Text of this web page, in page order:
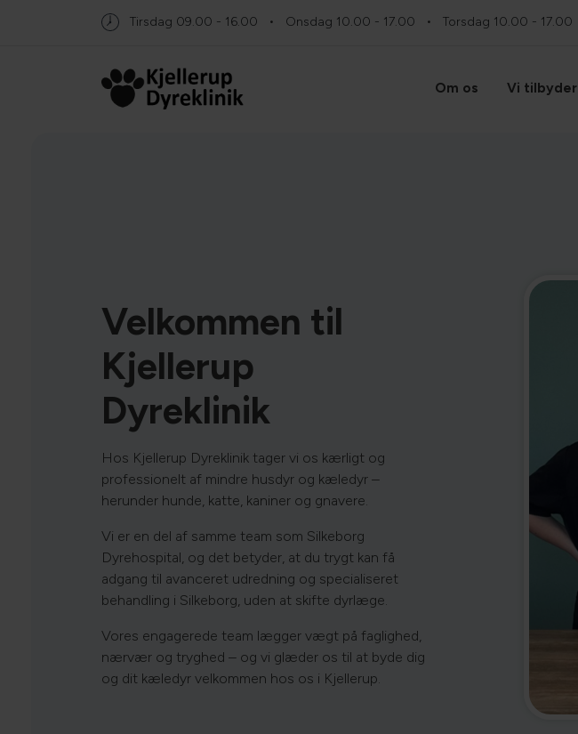
Tirsdag 09.00 - 16.00 Onsdag 10.00 - 17.00 Torsdag 10.00 - 17.00
Om os Vi tilbyder
Velkommen til
Kjellerup
Dyreklinik
Hos Kjellerup Dyreklinik tager vi os kærligt og
professionelt af mindre husdyr og kæledyr –
herunder hunde, katte, kaniner og gnavere.
Vi er en del af samme team som Silkeborg
Dyrehospital, og det betyder, at du trygt kan få
adgang til avanceret udredning og specialiseret
behandling i Silkeborg, uden at skifte dyrlæge.
Vores engagerede team lægger vægt på faglighed,
nærvær og tryghed – og vi glæder os til at byde dig
og dit kæledyr velkommen hos os i Kjellerup.